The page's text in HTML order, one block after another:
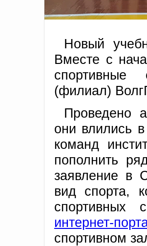
Новый
Вместе с
(филиал)
Проведено
они влились
команд
пополнить
заявление в
вид спорта,
спортивных
интернет-
спортивном